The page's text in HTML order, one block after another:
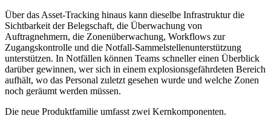
Über das Asset-Tracking hinaus kann dieselbe Infrastruktur die
Sichtbarkeit der Belegschaft, die Überwachung von
Auftragnehmern, die Zonenüberwachung, Workflows zur
Zugangskontrolle und die Notfall-Sammelstellenunterstützung
unterstützen. In Notfällen können Teams schneller einen Überblick
darüber gewinnen, wer sich in einem explosionsgefährdeten Bereich
aufhält, wo das Personal zuletzt gesehen wurde und welche Zonen
noch geräumt werden müssen.
Die neue Produktfamilie umfasst zwei Kernkomponenten.